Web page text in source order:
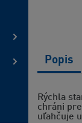
Rýchla
chráni
uľahčuje
Popis